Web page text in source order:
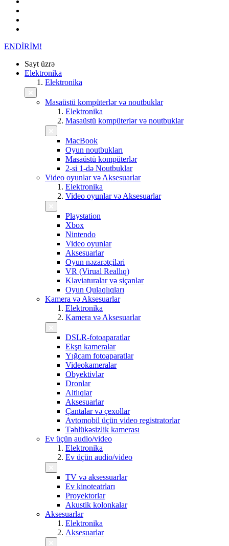
ENDİRİM!
Sayt üzrə
Elektronika
Elektronika
Masaüstü kompüterlər və noutbuklar
Elektronika
Masaüstü kompüterlər və noutbuklar
MacBook
Oyun noutbukları
Masaüstü kompüterlər
2-si 1-də Noutbuklar
Video oyunlar və Aksesuarlar
Elektronika
Video oyunlar və Aksesuarlar
Playstation
Xbox
Nintendo
Video oyunlar
Aksesuarlar
Oyun nəzarətçiləri
VR (Virual Reallıq)
Klaviaturalar və siçanlar
Oyun Qulaqlıqları
Kamera və Aksesuarlar
Elektronika
Kamera və Aksesuarlar
DSLR-fotoaparatlar
Ekşn kameralar
Yığcam fotoaparatlar
Videokameralar
Obyektivlər
Dronlar
Altlıqlar
Aksesuarlar
Çantalar və çexollar
Avtomobil üçün video registratorlar
Təhlükəsizlik kamerası
Ev üçün audio/video
Elektronika
Ev üçün audio/video
TV və aksessuarlar
Ev kinoteatrları
Proyektorlar
Akustik kolonkalar
Aksesuarlar
Elektronika
Aksesuarlar